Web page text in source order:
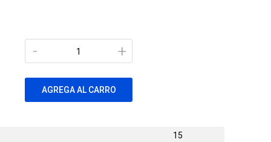
+
-
AGREGA AL CARRO
15